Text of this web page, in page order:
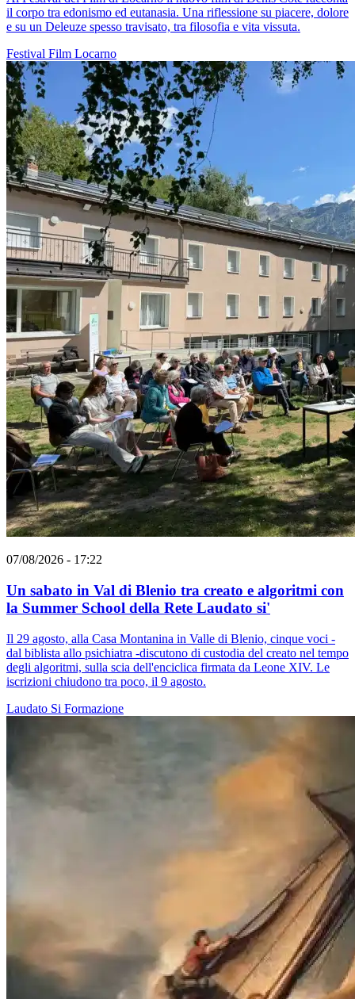
il corpo tra edonismo ed eutanasia. Una riflessione su piacere, dolore
e su un Deleuze spesso travisato, tra filosofia e vita vissuta.
Festival Film Locarno
07/08/2026 - 17:22
Un sabato in Val di Blenio tra creato e algoritmi con
la Summer School della Rete Laudato si'
Il 29 agosto, alla Casa Montanina in Valle di Blenio, cinque voci -
dal biblista allo psichiatra -discutono di custodia del creato nel tempo
degli algoritmi, sulla scia dell'enciclica firmata da Leone XIV. Le
iscrizioni chiudono tra poco, il 9 agosto.
Laudato Si Formazione